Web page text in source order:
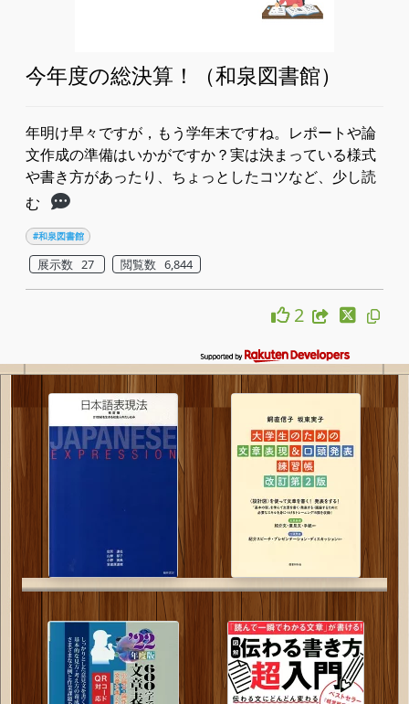
今年度の総決算！（和泉図書館）
年明け早々ですが，もう学年末ですね。レポートや論
文作成の準備はいかがですか？​実は決まっている様式
や書き方があったり、ちょっとしたコツなど、少し読
む
#和泉図書館
展示数 27 閲覧数 6,844
2